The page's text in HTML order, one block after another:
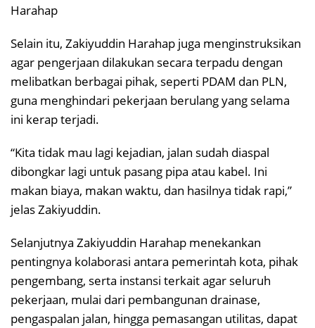
Harahap
Selain itu, Zakiyuddin Harahap juga menginstruksikan
agar pengerjaan dilakukan secara terpadu dengan
melibatkan berbagai pihak, seperti PDAM dan PLN,
guna menghindari pekerjaan berulang yang selama
ini kerap terjadi.
“Kita tidak mau lagi kejadian, jalan sudah diaspal
dibongkar lagi untuk pasang pipa atau kabel. Ini
makan biaya, makan waktu, dan hasilnya tidak rapi,”
jelas Zakiyuddin.
Selanjutnya Zakiyuddin Harahap menekankan
pentingnya kolaborasi antara pemerintah kota, pihak
pengembang, serta instansi terkait agar seluruh
pekerjaan, mulai dari pembangunan drainase,
pengaspalan jalan, hingga pemasangan utilitas, dapat